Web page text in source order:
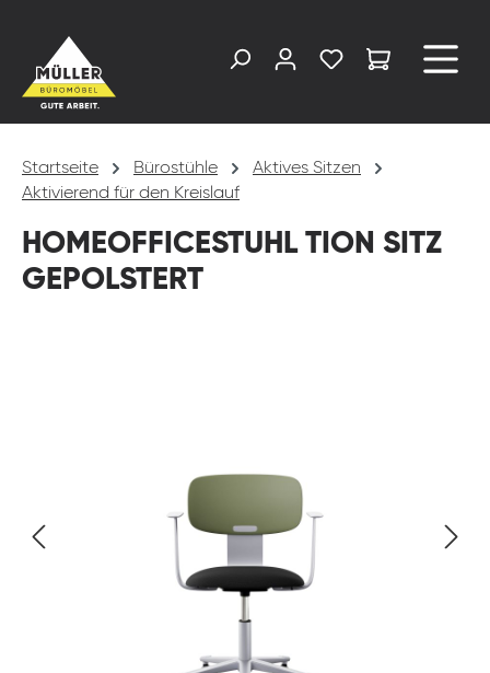
Startseite Bürostühle
Aktives Sitzen
Aktivierend für den Kreislauf
HOMEOFFICESTUHL TION SITZ
GEPOLSTERT